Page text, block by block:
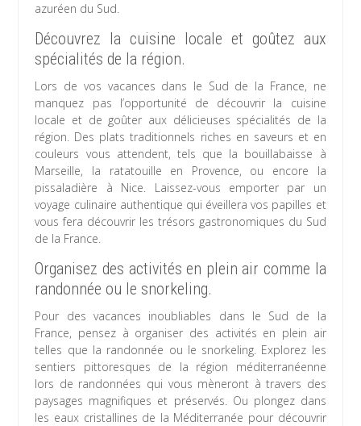
azuréen du Sud.
Découvrez la cuisine locale et goûtez aux
spécialités de la région.
Lors de vos vacances dans le Sud de la France, ne
manquez pas l’opportunité de découvrir la cuisine
locale et de goûter aux délicieuses spécialités de la
région. Des plats traditionnels riches en saveurs et en
couleurs vous attendent, tels que la bouillabaisse à
Marseille, la ratatouille en Provence, ou encore la
pissaladière à Nice. Laissez-vous emporter par un
voyage culinaire authentique qui éveillera vos papilles et
vous fera découvrir les trésors gastronomiques du Sud
de la France.
Organisez des activités en plein air comme la
randonnée ou le snorkeling.
Pour des vacances inoubliables dans le Sud de la
France, pensez à organiser des activités en plein air
telles que la randonnée ou le snorkeling. Explorez les
sentiers pittoresques de la région méditerranéenne
lors de randonnées qui vous mèneront à travers des
paysages magnifiques et préservés. Ou plongez dans
les eaux cristallines de la Méditerranée pour découvrir